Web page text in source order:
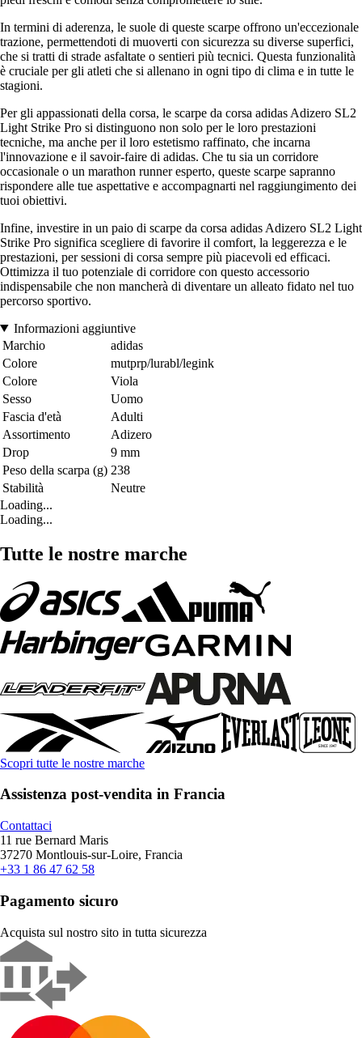
In termini di aderenza, le suole di queste scarpe offrono un'eccezionale
trazione, permettendoti di muoverti con sicurezza su diverse superfici,
che si tratti di strade asfaltate o sentieri più tecnici. Questa funzionalità
è cruciale per gli atleti che si allenano in ogni tipo di clima e in tutte le
stagioni.
Per gli appassionati della corsa, le scarpe da corsa adidas Adizero SL2
Light Strike Pro si distinguono non solo per le loro prestazioni
tecniche, ma anche per il loro estetismo raffinato, che incarna
l'innovazione e il savoir-faire di adidas. Che tu sia un corridore
occasionale o un marathon runner esperto, queste scarpe sapranno
rispondere alle tue aspettative e accompagnarti nel raggiungimento dei
tuoi obiettivi.
Infine, investire in un paio di scarpe da corsa adidas Adizero SL2 Light
Strike Pro significa scegliere di favorire il comfort, la leggerezza e le
prestazioni, per sessioni di corsa sempre più piacevoli ed efficaci.
Ottimizza il tuo potenziale di corridore con questo accessorio
indispensabile che non mancherà di diventare un alleato fidato nel tuo
percorso sportivo.
Informazioni aggiuntive
Marchio
adidas
Colore
mutprp/lurabl/legink
Colore
Viola
Sesso
Uomo
Fascia d'età
Adulti
Assortimento
Adizero
Drop
9 mm
Peso della scarpa (g) 238
Stabilità
Neutre
Loading...
Loading...
Tutte le nostre marche
Scopri tutte le nostre marche
Assistenza post-vendita in Francia
Contattaci
11 rue Bernard Maris
37270 Montlouis-sur-Loire, Francia
+33 1 86 47 62 58
Pagamento sicuro
Acquista sul nostro sito in tutta sicurezza